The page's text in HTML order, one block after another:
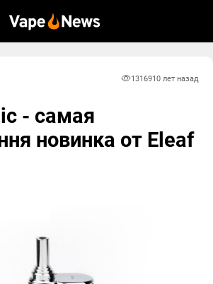
1316910 лет назад
- самая
новинка от Elеaf